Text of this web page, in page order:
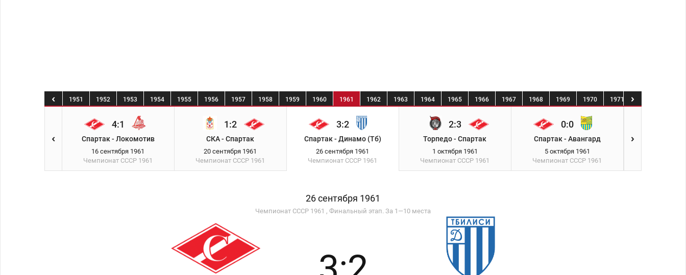
1950 1951 1952 1953 1954 1955 1956 1957 1958 1959 1960 1961 1962 1963 1964 1965 1966 1967 1968 1969 1970 1971
4:1
Спартак - Локомотив
16 сентября 1961
Чемпионат СССР 1961
1:2
СКА - Спартак
20 сентября 1961
Чемпионат СССР 1961
3:2
Спартак - Динамо (Тб)
26 сентября 1961
Чемпионат СССР 1961
2:3
Торпедо - Спартак
1 октября 1961
Чемпионат СССР 1961
0:0
Спартак - Авангард
5 октября 1961
Чемпионат СССР 1961
26 сентября 1961
Чемпионат СССР 1961 , Финальный этап. За 1—10 места